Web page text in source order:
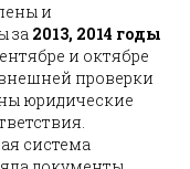
и
за 2013, 2014 годы
и октябре
проверки
юридические
система